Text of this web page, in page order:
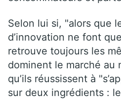
Selon lui si, "alors que
d’innovation ne font
retrouve toujours les
dominent le marché au
qu’ils réussissent à
sur deux ingrédients :